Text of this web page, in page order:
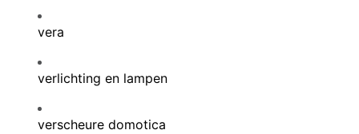
vera
verlichting en lampen
verscheure domotica